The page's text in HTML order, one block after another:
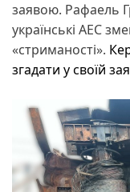
заявою. Рафаель
українські АЕС
«стриманості».
згадати у своїй